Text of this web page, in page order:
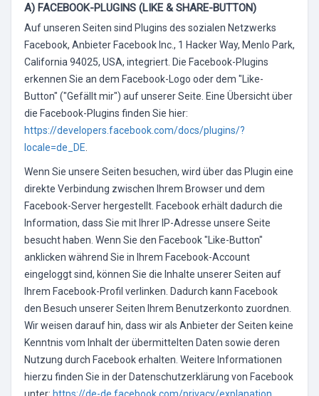
A) FACEBOOK-PLUGINS (LIKE & SHARE-BUTTON)
Auf unseren Seiten sind Plugins des sozialen Netzwerks
Facebook, Anbieter Facebook Inc., 1 Hacker Way, Menlo Park,
California 94025, USA, integriert. Die Facebook-Plugins
erkennen Sie an dem Facebook-Logo oder dem "Like-
Button" ("Gefällt mir") auf unserer Seite. Eine Übersicht über
die Facebook-Plugins finden Sie hier:
https://developers.facebook.com/docs/plugins/?
locale=de_DE
Wenn Sie unsere Seiten besuchen, wird über das Plugin eine
direkte Verbindung zwischen Ihrem Browser und dem
Facebook-Server hergestellt. Facebook erhält dadurch die
Information, dass Sie mit Ihrer IP-Adresse unsere Seite
besucht haben. Wenn Sie den Facebook "Like-Button"
anklicken während Sie in Ihrem Facebook-Account
eingeloggt sind, können Sie die Inhalte unserer Seiten auf
Ihrem Facebook-Profil verlinken. Dadurch kann Facebook
den Besuch unserer Seiten Ihrem Benutzerkonto zuordnen.
Wir weisen darauf hin, dass wir als Anbieter der Seiten keine
Kenntnis vom Inhalt der übermittelten Daten sowie deren
Nutzung durch Facebook erhalten. Weitere Informationen
hierzu finden Sie in der Datenschutzerklärung von Facebook
unter: https://de-de.facebook.com/privacy/explanation